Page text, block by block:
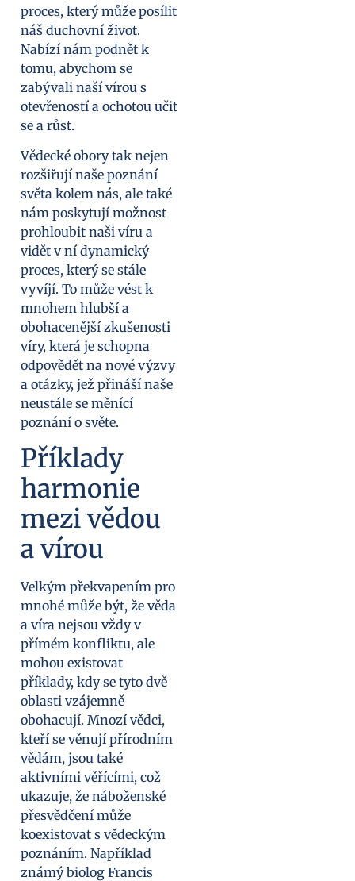
proces, který může posílit
náš duchovní život.
Nabízí nám podnět k
tomu, abychom se
zabývali naší vírou s
otevřeností a ochotou učit
se a růst.
Vědecké obory tak nejen
rozšiřují naše poznání
světa kolem nás, ale také
nám poskytují možnost
prohloubit naši víru a
vidět v ní dynamický
proces, který se stále
vyvíjí. To může vést k
mnohem hlubší a
obohacenější zkušenosti
víry, která je schopna
odpovědět na nové výzvy
a otázky, jež přináší naše
neustále se měnící
poznání o světe.
Příklady
harmonie
mezi vědou
a vírou
Velkým překvapením pro
mnohé může být, že věda
a víra nejsou vždy v
přímém konfliktu, ale
mohou existovat
příklady, kdy se tyto dvě
oblasti vzájemně
obohacují. Mnozí vědci,
kteří se věnují přírodním
vědám, jsou také
aktivními věřícími, což
ukazuje, že náboženské
přesvědčení může
koexistovat s vědeckým
poznáním. Například
známý biolog Francis